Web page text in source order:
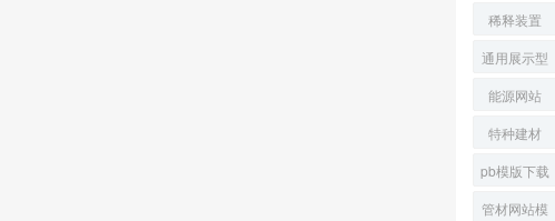
稀释装置
通用展示型
能源网站
特种建材
pb模版下载
管材网站模